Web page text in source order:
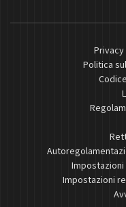
Politica
Impostazioni